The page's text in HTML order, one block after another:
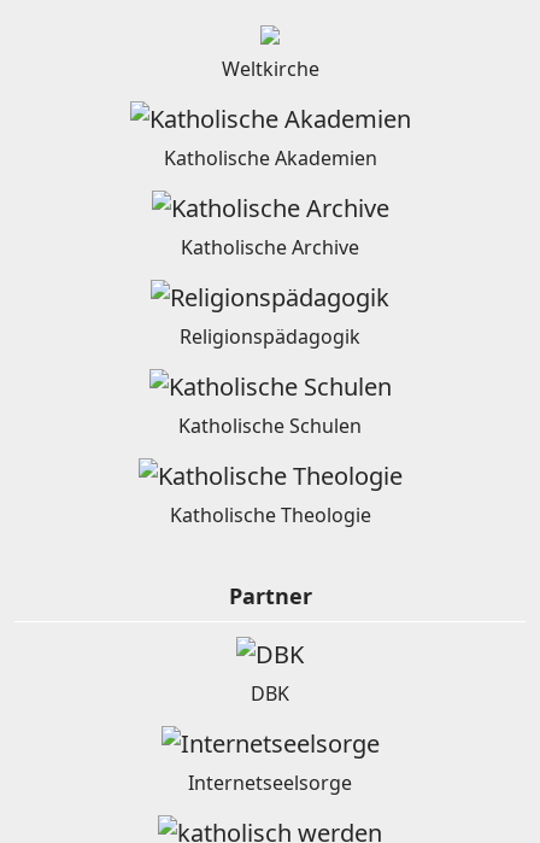
Weltkirche
Katholische Akademien
Katholische Archive
Religionspädagogik
Katholische Schulen
Katholische Theologie
Partner
DBK
Internetseelsorge